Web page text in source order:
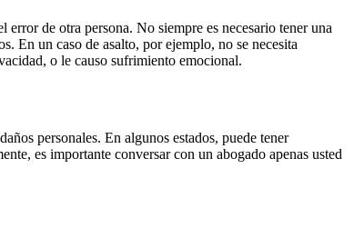
de otra persona. No siempre es necesario tener una
En un caso de asalto, por ejemplo, no se necesita
o le causo sufrimiento emocional.
personales. En algunos estados, puede tener
es importante conversar con un abogado apenas usted